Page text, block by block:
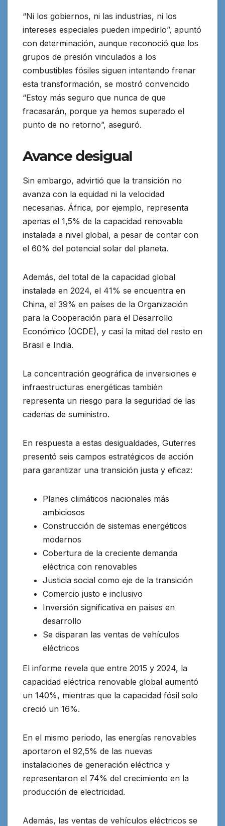
“Ni los gobiernos, ni las industrias, ni los
intereses especiales pueden impedirlo”, apuntó
con determinación, aunque reconoció que los
grupos de presión vinculados a los
combustibles fósiles siguen intentando frenar
esta transformación, se mostró convencido
“Estoy más seguro que nunca de que
fracasarán, porque ya hemos superado el
punto de no retorno”, aseguró.
Avance desigual
Sin embargo, advirtió que la transición no
avanza con la equidad ni la velocidad
necesarias. África, por ejemplo, representa
apenas el 1,5% de la capacidad renovable
instalada a nivel global, a pesar de contar con
el 60% del potencial solar del planeta.
Además, del total de la capacidad global
instalada en 2024, el 41% se encuentra en
China, el 39% en países de la Organización
para la Cooperación para el Desarrollo
Económico (OCDE), y casi la mitad del resto en
Brasil e India.
La concentración geográfica de inversiones e
infraestructuras energéticas también
representa un riesgo para la seguridad de las
cadenas de suministro.
En respuesta a estas desigualdades, Guterres
presentó seis campos estratégicos de acción
para garantizar una transición justa y eficaz:
Planes climáticos nacionales más
ambiciosos
Construcción de sistemas energéticos
modernos
Cobertura de la creciente demanda
eléctrica con renovables
Justicia social como eje de la transición
Comercio justo e inclusivo
Inversión significativa en países en
desarrollo
Se disparan las ventas de vehículos
eléctricos
El informe revela que entre 2015 y 2024, la
capacidad eléctrica renovable global aumentó
un 140%, mientras que la capacidad fósil solo
creció un 16%.
En el mismo periodo, las energías renovables
aportaron el 92,5% de las nuevas
instalaciones de generación eléctrica y
representaron el 74% del crecimiento en la
producción de electricidad.
Además, las ventas de vehículos eléctricos se